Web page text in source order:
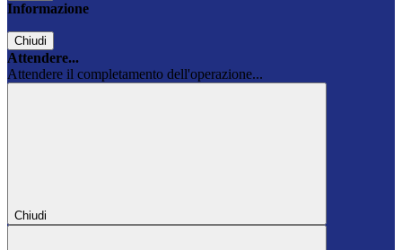
Informazione
Chiudi
Attendere...
Attendere il completamento dell'operazione...
Chiudi